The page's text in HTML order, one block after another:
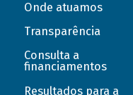
Onde atuamos
Transparência
Consulta a
financiamentos
Resultados para a